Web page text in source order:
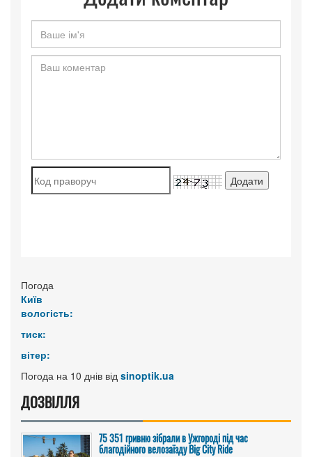
Погода
Київ
вологість:
тиск:
вітер:
Погода на 10 днів від sinoptik.ua
ДОЗВІЛЛЯ
75 351 гривню зібрали в Ужгороді під час
благодійного велозаїзду Big Сity Ride